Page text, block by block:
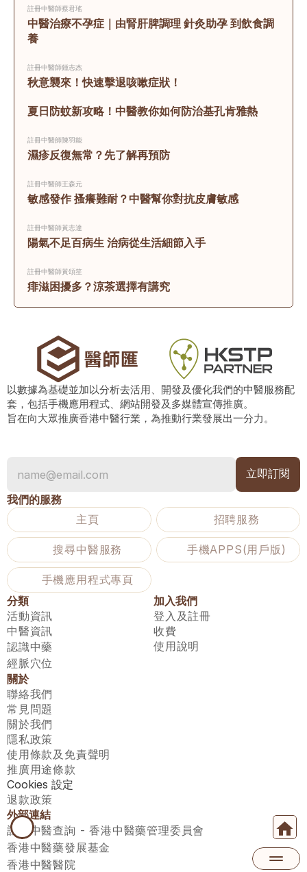
註冊中醫師蔡君瑤
中醫治療不孕症｜由腎肝脾調理 針灸助孕 到飲食調
養
註冊中醫師鍾志杰
秋意襲來！快速擊退咳嗽症狀！
夏日防蚊新攻略！中醫教你如何防治基孔肯雅熱
註冊中醫師陳羽能
濕疹反復無常？先了解再預防
註冊中醫師王森元
敏感發作 搔癢難耐？中醫幫你對抗皮膚敏感
註冊中醫師黃志達
陽氣不足百病生 治病從生活細節入手
註冊中醫師黃頌笙
痱滋困擾多？涼茶選擇有講究
以數據為基礎並加以分析去活用、開發及優化我們的中醫服務配
套，包括手機應用程式、網站開發及多媒體宣傳推廣。
旨在向大眾推廣香港中醫行業，為推動行業發展出一分力。
我們的服務
主頁
招聘服務
搜尋中醫服務 手機APPS(用戶版)
手機應用程式專頁
分類
活動資訊
中醫資訊
認識中藥
經脈穴位
加入我們
登入及註冊
收費
使用說明
關於
聯絡我們
常見問題
關於我們
隱私政策
使用條款及免責聲明
推廣用途條款
Cookies 設定
退款政策
外部連結
註冊中醫查詢 - 香港中醫藥管理委員會
香港中醫藥發展基金
香港中醫醫院